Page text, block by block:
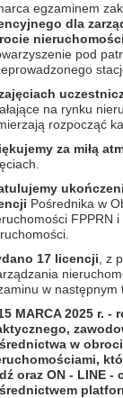
egzaminem
dla
pod
na rynku
rozpocząć
za miłą
Pośrednika w
FPPRN i
17 licencji , z
w następnym
MARCA 2025 r.
w
oraz ON - LINE -